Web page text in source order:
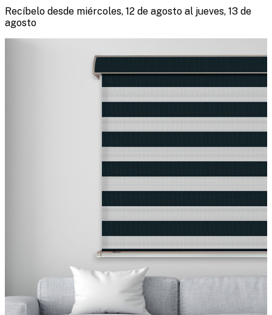
Recíbelo desde miércoles, 12 de agosto al jueves, 13 de
agosto